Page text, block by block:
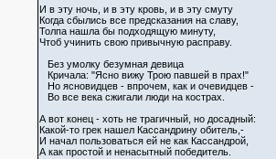
И в эту ночь, и в эту кровь, и в эту смуту
Когда сбылись все предсказания на славу,
Толпа нашла бы подходящую минуту,
Чтоб учинить свою привычную расправу.
Без умолку безумная девица
Кричала: "Ясно вижу Трою павшей в прах!"
Но ясновидцев - впрочем, как и очевидцев -
Во все века сжигали люди на кострах.
А вот конец - хоть не трагичный, но досадный:
Какой-то грек нашел Кассандрину обитель,-
И начал пользоваться ей не как Кассандрой,
А как простой и ненасытный победитель.